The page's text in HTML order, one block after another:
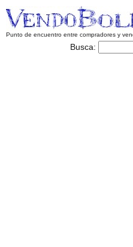
Punto de encuentro entre compradores y
Busca: